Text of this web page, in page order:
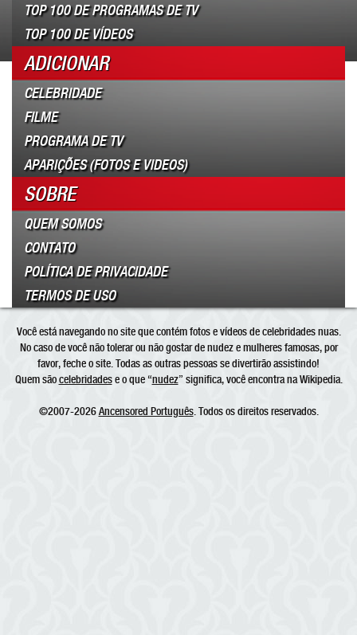
TOP 100 DE PROGRAMAS DE TV
TOP 100 DE VÍDEOS
ADICIONAR
CELEBRIDADE
FILME
PROGRAMA DE TV
APARIÇÕES (FOTOS E VIDEOS)
SOBRE
QUEM SOMOS
CONTATO
POLÍTICA DE PRIVACIDADE
TERMOS DE USO
Você está navegando no site que contém fotos e vídeos de celebridades nuas.
No caso de você não tolerar ou não gostar de nudez e mulheres famosas, por
favor, feche o site. Todas as outras pessoas se divertirão assistindo!
Quem sãocelebridadese o que “nudez” significa, você encontra na Wikipedia.
©2007-2026Ancensored Português. Todos os direitos reservados.